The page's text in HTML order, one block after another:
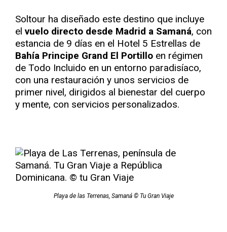
Soltour ha diseñado este destino que incluye
el vuelo directo desde Madrid a Samaná, con
estancia de 9 días en el Hotel 5 Estrellas de
Bahía Principe Grand El Portillo en régimen
de Todo Incluido en un entorno paradisíaco,
con una restauración y unos servicios de
primer nivel, dirigidos al bienestar del cuerpo
y mente, con servicios personalizados.
Playa de las Terrenas, Samaná © Tu Gran Viaje